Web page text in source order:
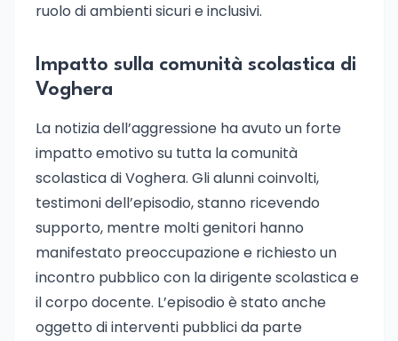
ruolo di ambienti sicuri e inclusivi.
Impatto sulla comunità scolastica di
Voghera
La notizia dell’aggressione ha avuto un forte
impatto emotivo su tutta la comunità
scolastica di Voghera. Gli alunni coinvolti,
testimoni dell’episodio, stanno ricevendo
supporto, mentre molti genitori hanno
manifestato preoccupazione e richiesto un
incontro pubblico con la dirigente scolastica e
il corpo docente. L’episodio è stato anche
oggetto di interventi pubblici da parte